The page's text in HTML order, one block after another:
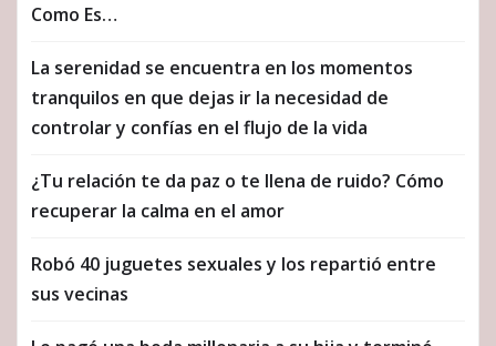
Como Es…
La serenidad se encuentra en los momentos
tranquilos en que dejas ir la necesidad de
controlar y confías en el flujo de la vida
¿Tu relación te da paz o te llena de ruido? Cómo
recuperar la calma en el amor
Robó 40 juguetes sexuales y los repartió entre
sus vecinas